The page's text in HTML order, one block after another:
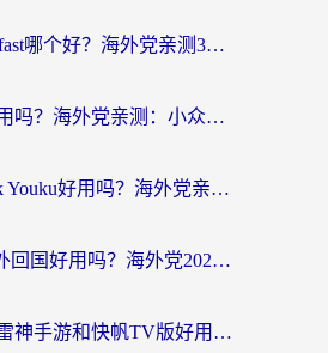
雷神手游和sixfast哪个好？海外党亲测3款回国加速器，教你选对不踩坑
穿梭和快喵好用吗？海外党亲测：小众加速器对比+番茄加速器深度体验
云极和Unblock Youku好用吗？海外党亲测+2026回国加速器避坑指南
ChickCN和海外回国好用吗？海外党2026亲测：从手游到影音，选对加速器的3个关键
海外党必看：雷神手游和快帆TV版好用吗？3步选对回国加速器不踩坑